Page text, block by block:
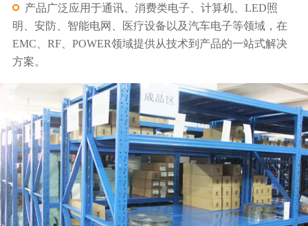
产品广泛应用于通讯、消费类电子、计算机、LED照
明、安防、智能电网、医疗设备以及汽车电子等领域，在
EMC、RF、POWER领域提供从技术到产品的一站式解决
方案。